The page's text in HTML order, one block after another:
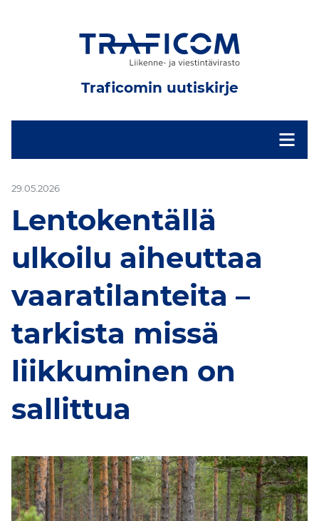
Traficomin uutiskirje
29.05.2026
Lentokentällä
ulkoilu aiheuttaa
vaaratilanteita –
tarkista missä
liikkuminen on
sallittua